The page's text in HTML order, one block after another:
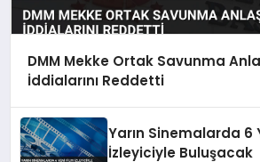
DMM Mekke Ortak Savunma
İddialarını Reddetti
Yarın Sinemalarda 6
İzleyiciyle Buluşacak